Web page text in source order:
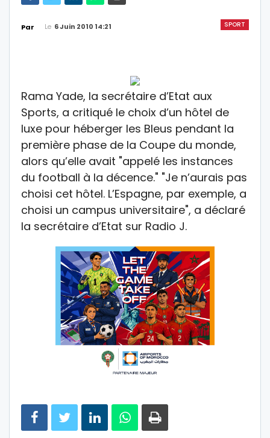
SPORT
Par Le 6 Juin 2010 14:21
Rama Yade, la secrétaire d’Etat aux
Sports, a critiqué le choix d’un hôtel de
luxe pour héberger les Bleus pendant la
première phase de la Coupe du monde,
alors qu’elle avait "appelé les instances
du football à la décence." "Je n’aurais pas
choisi cet hôtel. L’Espagne, par exemple, a
choisi un campus universitaire", a déclaré
la secrétaire d’Etat sur Radio J.